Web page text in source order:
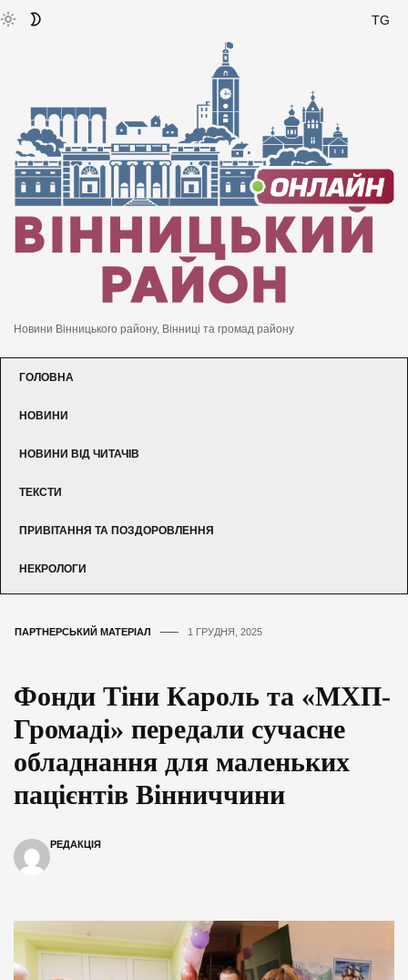
TG
Новини Вінницького району, Вінниці та громад району
ГОЛОВНА
НОВИНИ
НОВИНИ ВІД ЧИТАЧІВ
ТЕКСТИ
ПРИВІТАННЯ ТА ПОЗДОРОВЛЕННЯ
НЕКРОЛОГИ
ПАРТНЕРСЬКИЙ МАТЕРІАЛ 1 ГРУДНЯ, 2025
Фонди Тіни Кароль та «МХП-
Громаді» передали сучасне
обладнання для маленьких
пацієнтів Вінниччини
РЕДАКЦІЯ